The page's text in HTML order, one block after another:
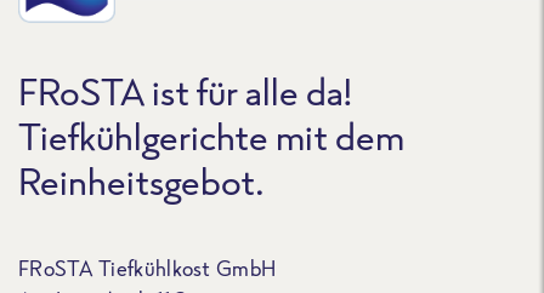
FRoSTA ist für alle da!
Tiefkühlgerichte mit dem
Reinheitsgebot.
FRoSTA Tiefkühlkost GmbH